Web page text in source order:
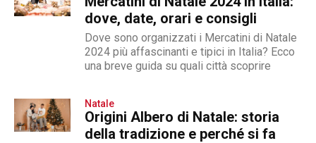
dove, date, orari e consigli
Dove sono organizzati i Mercatini di Natale
2024 più affascinanti e tipici in Italia? Ecco
una breve guida su quali città scoprire
Natale
Origini Albero di Natale: storia
della tradizione e perché si fa